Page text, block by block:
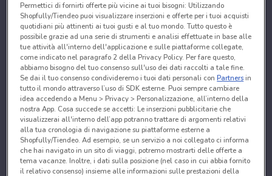
Permettici di fornirti offerte più vicine ai tuoi bisogni: Utilizzando
Shopfully/Tiendeo puoi visualizzare inserzioni e offerte per i tuoi acquisti
quotidiani più attinenti ai tuoi gusti e al tuo mondo. Tutto questo è
possibile grazie ad una serie di strumenti e analisi effettuate in base alle
tue attività all'interno dell'applicazione e sulle piattaforme collegate,
come indicato nel paragrafo 2 della Privacy Policy. Per fare questo,
abbiamo bisogno del tuo consenso sull'uso dei dati raccolti a tale fine.
Se dai il tuo consenso condivideremo i tuoi dati personali conPartnersin
tutto il mondo attraverso l’uso di SDK esterne. Puoi sempre cambiare
idea accedendo a Menu > Privacy > Personalizzazione, all’interno della
nostra App. Cosa succede se accetti: Le inserzioni pubblicitarie che
visualizzerai all'interno dell’app potranno trattare di argomenti relativi
alla tua cronologia di navigazione su piattaforme esterne a
Shopfully/Tiendeo. Ad esempio, se un servizio a noi collegato ci informa
che hai navigato in un sito di viaggi, potremo mostrarti delle offerte a
tema vacanze. Inoltre, i dati sulla posizione (nel caso in cui abbia fornito
il relativo consenso) insieme alle informazioni sulle prestazioni della